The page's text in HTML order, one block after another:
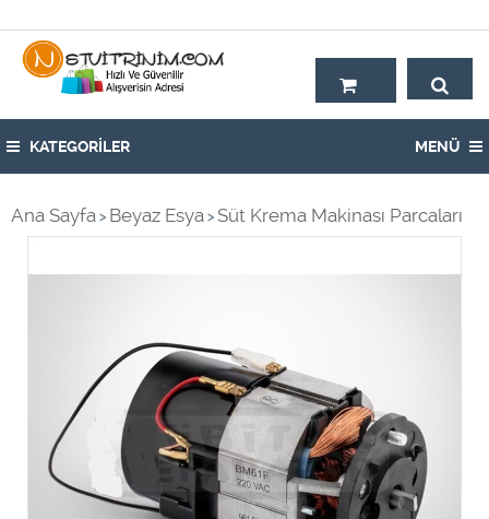
KATEGORİLER MENÜ
Ana Sayfa > Beyaz Esya > Süt Krema Makinası Parcaları